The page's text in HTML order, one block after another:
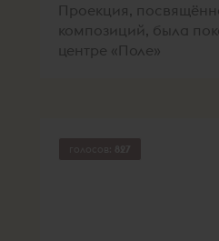
Проекция,
композиций, была
центре «Поле»